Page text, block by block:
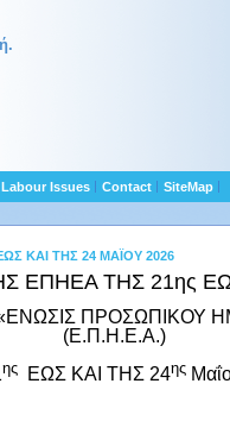
Labour Issues Contact SiteMap
ΚΑΙ ΤΗΣ 24 ΜΑΪΟΥ 2026
ΕΠΗΕΑ ΤΗΣ 21ης
ΠΡΟΣΩΠΙΚΟΥ
(Ε.Π.Η.Ε.Α.)
ης ΕΩΣ ΚΑΙ ΤΗΣ 24ης